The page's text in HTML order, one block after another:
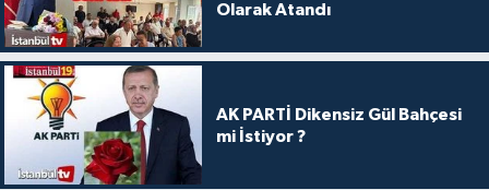
Olarak Atandı
AK PARTİ Dikensiz Gül Bahçesi
mi İstiyor ?